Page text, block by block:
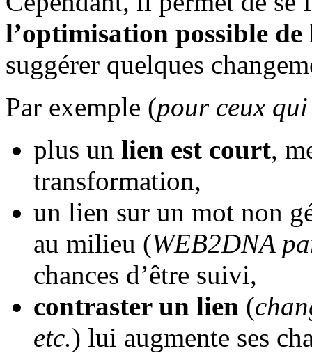
l’optimisation possible
suggérer quelques
Par exemple (pour ceux
plus un lien est court,
transformation,
un lien sur un mot non
au milieu (WEB2DNA
chances d’être suivi,
contraster un lien (
etc.) lui augmente ses